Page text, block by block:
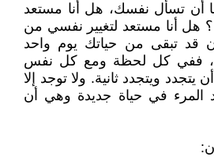
أن تسأل نفسك، هل أنا مستعد
هل أنا مستعد لتغيير نفسي من
قد تبقى من حياتك يوم واحد
ففي كل لحظة ومع كل نفس
ويتجدد ثانية. ولا توجد إلا
المرء في حياة جديدة وهي أن